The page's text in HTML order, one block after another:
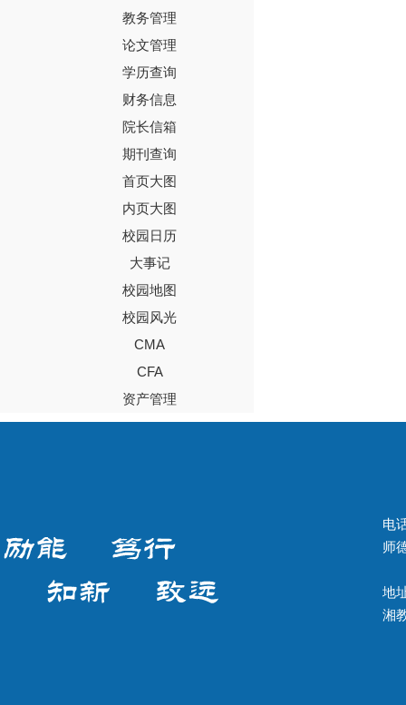
教务管理
论文管理
学历查询
财务信息
院长信箱
期刊查询
首页大图
内页大图
校园日历
大事记
校园地图
校园风光
CMA
CFA
资产管理
电
师
地
湘